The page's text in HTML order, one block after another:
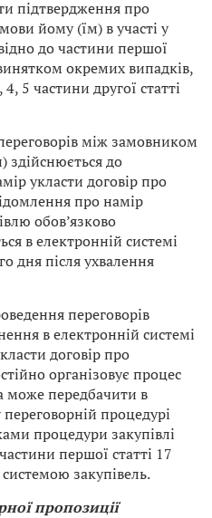
підтвердження про
йому (їм) в участі у
до частини першої
окремих випадків,
5 частини другої статті
між замовником
здійснюється до
укласти договір про
про намір
обов’язково
в електронній системі
дня після ухвалення
переговорів
в електронній системі
договір про
організовує процес
може передбачити в
процедурі
процедури закупівлі
першої статті 17
закупівель.
пропозиції